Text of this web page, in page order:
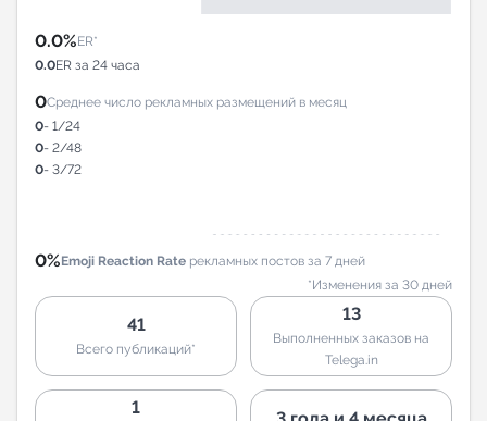
0.0%ER*
0.0ER за 24 часа
0Среднее число рекламных размещений в месяц
0- 1/24
0- 2/48
0- 3/72
0%Emoji Reaction Rate рекламных постов за 7 дней
*Изменения за 30 дней
41
Всего публикаций*
13
Выполненных заказов на
Telega.in
1